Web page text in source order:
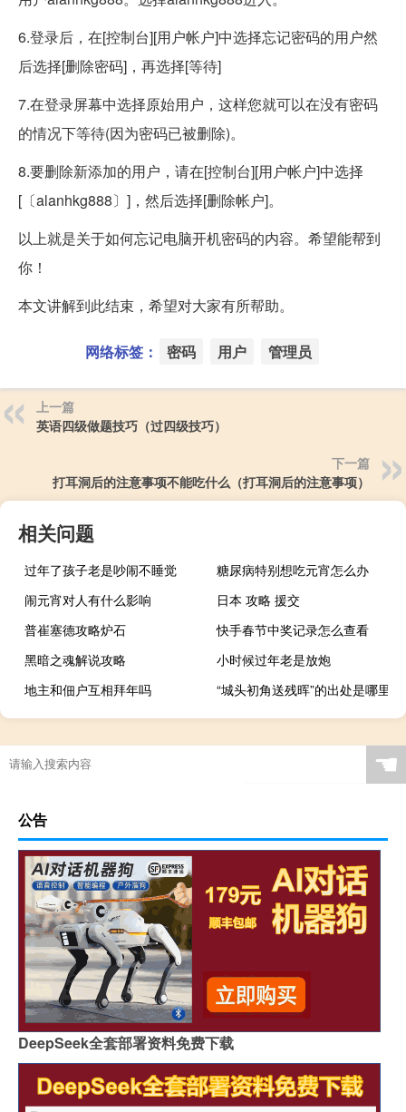
6.登录后，在[控制台][用户帐户]中选择忘记密码的用户然
后选择[删除密码]，再选择[等待]
7.在登录屏幕中选择原始用户，这样您就可以在没有密码
的情况下等待(因为密码已被删除)。
8.要删除新添加的用户，请在[控制台][用户帐户]中选择
[〔alanhkg888〕]，然后选择[删除帐户]。
以上就是关于如何忘记电脑开机密码的内容。希望能帮到
你！
本文讲解到此结束，希望对大家有所帮助。
网络标签： 密码 用户 管理员
上一篇
英语四级做题技巧（过四级技巧）
下一篇
打耳洞后的注意事项不能吃什么（打耳洞后的注意事项）
相关问题
过年了孩子老是吵闹不睡觉
糖尿病特别想吃元宵怎么办
闹元宵对人有什么影响
日本 攻略 援交
普崔塞德攻略炉石
快手春节中奖记录怎么查看
黑暗之魂解说攻略
小时候过年老是放炮
地主和佃户互相拜年吗
“城头初角送残晖”的出处是哪里
☚
公告
DeepSeek全套部署资料免费下载